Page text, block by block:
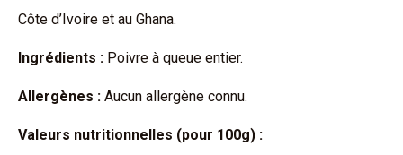
Côte d’Ivoire et au Ghana.
Ingrédients : Poivre à queue entier.
Allergènes : Aucun allergène connu.
Valeurs nutritionnelles (pour 100g) :